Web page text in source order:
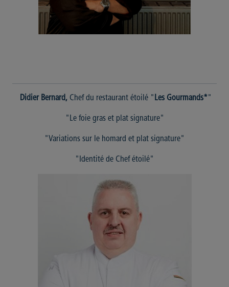
Didier Bernard,Chef du restaurant étoilé "Les Gourmands*"
"Le foie gras et plat signature"
"Variations sur le homard et plat signature"
"Identité de Chef étoilé"